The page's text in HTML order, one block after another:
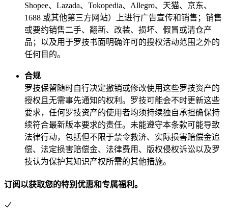
Shopee、Lazada、Tokopedia、Allegro、天猫、京东、
1688 或其他第三方网站）上进行广告宣传和销售；销售
或要约销售二手、翻新、改装、损坏、假冒或清仓产
品；以及用于罗技书面明确许可的授权活动范围之外的
任何目的。
合规
罗技保留随时自行决定撤销或修改使用这些罗技资产的
授权且无需事先通知的权利。罗技可能会不时更新这些
要求，任何罗技资产的使用者均须持续独自承担确保持
续符合最新版本要求的责任。未能遵守本条款可能导致
法律行动，包括但不限于禁令救济、实际损害赔偿金追
偿、法定损害赔偿金、法律费用、版权侵权诉讼以及罗
技认为保护其知识产权所需的其他措施。
订阅以获取您的特别优惠和专属福利。